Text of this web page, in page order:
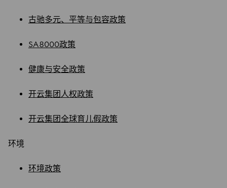
古驰多元、平等与包容政策
SA8000政策
健康与安全政策
开云集团人权政策
开云集团全球育儿假政策
环境
环境政策